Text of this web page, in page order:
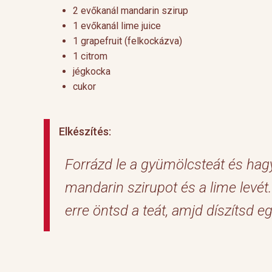
2 evőkanál mandarin szirup
1 evőkanál lime juice
1 grapefruit (felkockázva)
1 citrom
jégkocka
cukor
Elkészítés:
Forrázd le a gyümölcsteát és
mandarin szirupot és a lime
erre öntsd a teát, amjd díszítsd